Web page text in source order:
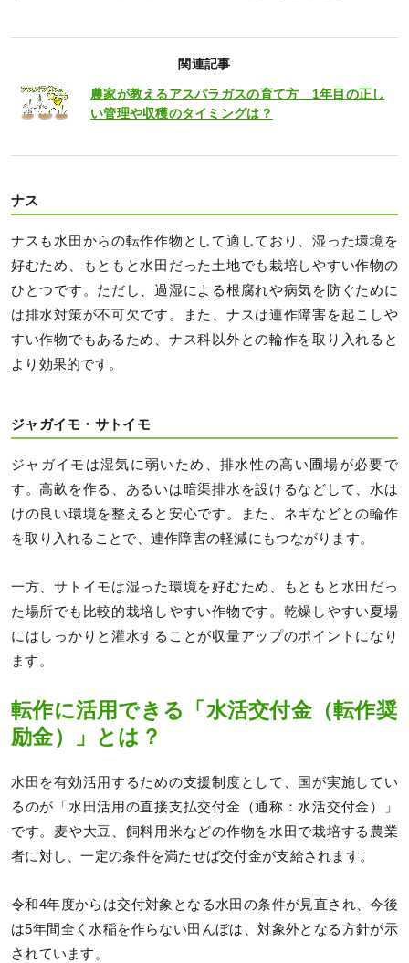
関連記事
農家が教えるアスパラガスの育て方 1年目の正し
い管理や収穫のタイミングは？
ナス
ナスも水田からの転作作物として適しており、湿った環境を
好むため、もともと水田だった土地でも栽培しやすい作物の
ひとつです。ただし、過湿による根腐れや病気を防ぐために
は排水対策が不可欠です。また、ナスは連作障害を起こしや
すい作物でもあるため、ナス科以外との輪作を取り入れると
より効果的です。
ジャガイモ・サトイモ
ジャガイモは湿気に弱いため、排水性の高い圃場が必要で
す。高畝を作る、あるいは暗渠排水を設けるなどして、水は
けの良い環境を整えると安心です。また、ネギなどとの輪作
を取り入れることで、連作障害の軽減にもつながります。
一方、サトイモは湿った環境を好むため、もともと水田だっ
た場所でも比較的栽培しやすい作物です。乾燥しやすい夏場
にはしっかりと灌水することが収量アップのポイントになり
ます。
転作に活用できる「水活交付金（転作奨
励金）」とは？
水田を有効活用するための支援制度として、国が実施してい
るのが「水田活用の直接支払交付金（通称：水活交付金）」
です。麦や大豆、飼料用米などの作物を水田で栽培する農業
者に対し、一定の条件を満たせば交付金が支給されます。
令和4年度からは交付対象となる水田の条件が見直され、今後
は5年間全く水稲を作らない田んぼは、対象外となる方針が示
されています。